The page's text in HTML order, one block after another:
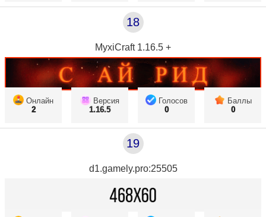
18
MyxiCraft 1.16.5 +
Онлайн
2
Версия
1.16.5
Голосов
0
Баллы
0
19
d1.gamely.pro:25505